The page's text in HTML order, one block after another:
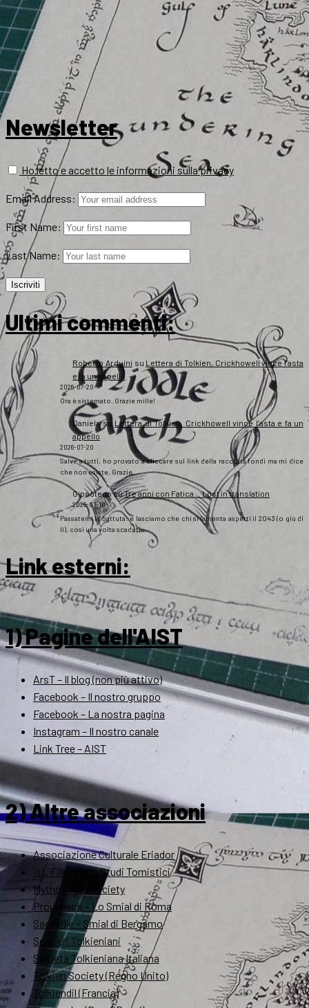
Newsletter
Ho letto e accetto le informazioni sulla privacy
Email Address:
First Name:
Last Name:
Ultimi commenti:
Roberto Arduini su Lettera di Tolkien, Crickhowell vince l’asta
e fa un appello
2026-07-20
Ora è sistemato. Grazie mille!
DanielasuLettera di Tolkien, Crickhowell vince l’asta e fa un
appello
2026-07-20
Salve a tutti, ho provato a cliccare sul link della raccolta fondi ma mi dice
che non esiste. Grazie
GipsotecosuTre anni con Fatica… Lost in translation
2026-07-10
Passatemi la battuta: e lasciamo che chi si lamenta aspetti il 2043 (o giù di
lì), così una volta scaduti…
Link esterni:
1) Pagine dell'AIST
ArsT – Il blog (non più attivo)
Facebook – Il nostro gruppo
Facebook – La nostra pagina
Instagram – Il nostro canale
Link Tree – AIST
2) Altre associazioni
Associazione Culturale Eriador
Ist. Filosofico Studi Tomistici
Mythopoeic Society
Proudneck – Lo Smial di Roma
Sackville – Smial di Bergamo
Sentieri Tolkieniani
Società Tolkieniana Italiana
Tolkien Society (Regno Unito)
Tolkiendil (Francia)